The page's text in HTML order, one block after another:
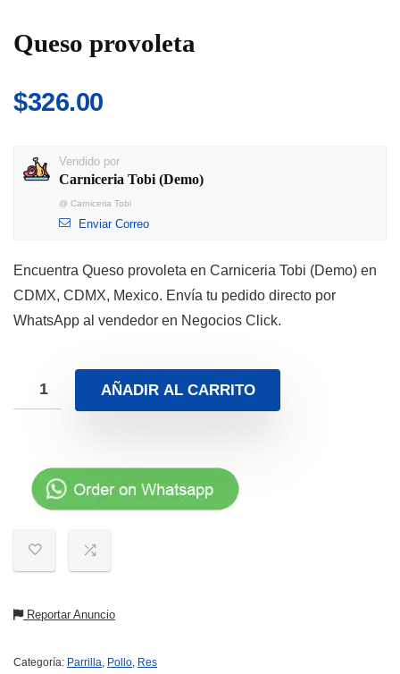
Queso provoleta
$326.00
Vendido por
Carniceria Tobi (Demo)
@ Carniceria Tobi
Enviar Correo
Encuentra Queso provoleta en Carniceria Tobi (Demo) en
CDMX, CDMX, Mexico. Envía tu pedido directo por
WhatsApp al vendedor en Negocios Click.
AÑADIR AL CARRITO
Reportar Anuncio
Categoría: Parrilla, Pollo, Res